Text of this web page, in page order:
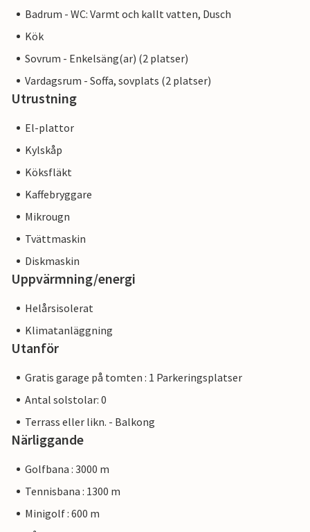
Badrum - WC: Varmt och kallt vatten, Dusch
Kök
Sovrum - Enkelsäng(ar) (2 platser)
Vardagsrum - Soffa, sovplats (2 platser)
Utrustning
El-plattor
Kylskåp
Köksfläkt
Kaffebryggare
Mikrougn
Tvättmaskin
Diskmaskin
Uppvärmning/energi
Helårsisolerat
Klimatanläggning
Utanför
Gratis garage på tomten : 1 Parkeringsplatser
Antal solstolar: 0
Terrass eller likn. - Balkong
Närliggande
Golfbana : 3000 m
Tennisbana : 1300 m
Minigolf : 600 m